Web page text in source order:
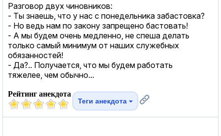
Разговор двух чиновников:
- Ты знаешь, что у нас с понедельника забастовка?
- Но ведь нам по закону запрещено бастовать!
- А мы будем очень медленно, не спеша делать
только самый минимум от наших служебных
обязанностей!
- Да?.. Получается, что мы будем работать
тяжелее, чем обычно...
Рейтинг анекдота
Теги анекдота